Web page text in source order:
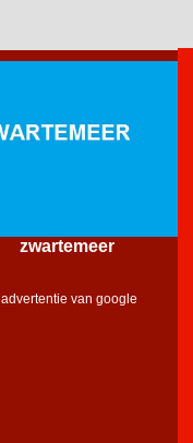
zwartemeer
advertentie van google